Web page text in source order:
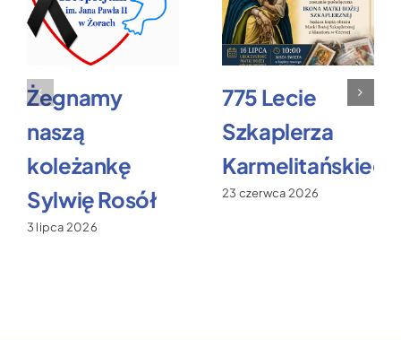
Żegnamy
naszą
koleżankę
Sylwię Rosół
3 lipca 2026
775 Lecie
Szkaplerza
Karmelitańskiego
23 czerwca 2026